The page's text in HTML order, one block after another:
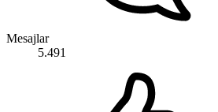
Mesajlar
5.491